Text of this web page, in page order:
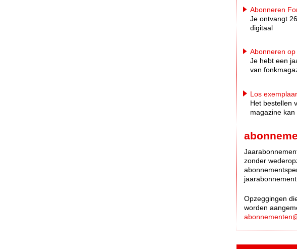
Abonneren
Je ontvangt
digitaal
Abonneren
Je hebt een
van
Los
Het bestellen
magazine
zonder
jaarabonnement.
Opzeggingen
worden